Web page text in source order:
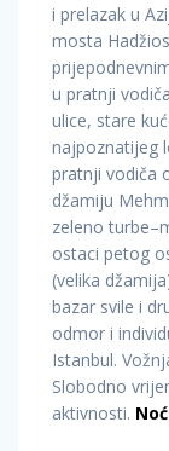
i prelazak u
mosta
u pratnji
ulice, stare
najpoznatijeg
pratnji vodiča
džamiju
zeleno
ostaci petog
(velika
bazar svile i
odmor i
Istanbul.
Slobodno
aktivnosti.